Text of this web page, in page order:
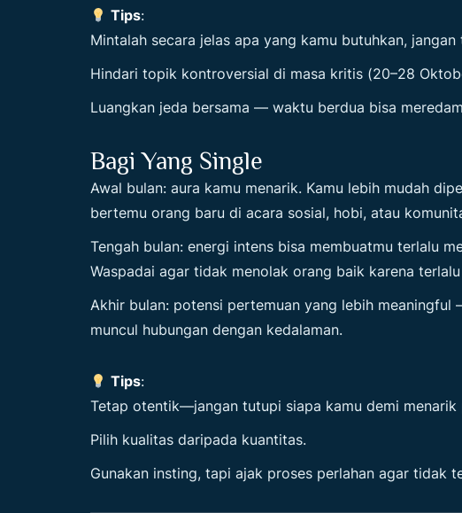
Tips:
Mintalah secara jelas apa yang kamu butuhkan,
Hindari topik kontroversial di masa kritis (20–28
Luangkan jeda bersama — waktu berdua bisa
Bagi Yang Single
Awal bulan: aura kamu menarik. Kamu lebih mudah
bertemu orang baru di acara sosial, hobi, atau
Tengah bulan: energi intens bisa membuatmu terlalu
Waspadai agar tidak menolak orang baik karena
Akhir bulan: potensi pertemuan yang lebih meaningful
muncul hubungan dengan kedalaman.
Tips:
Tetap otentik—jangan tutupi siapa kamu demi menarik
Pilih kualitas daripada kuantitas.
Gunakan insting, tapi ajak proses perlahan agar tidak